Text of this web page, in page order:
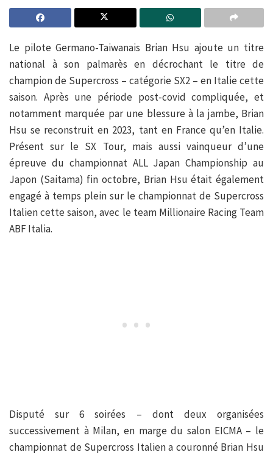
Le pilote Germano-Taiwanais Brian Hsu ajoute un titre
national à son palmarès en décrochant le titre de
champion de Supercross – catégorie SX2 – en Italie cette
saison. Après une période post-covid compliquée, et
notamment marquée par une blessure à la jambe, Brian
Hsu se reconstruit en 2023, tant en France qu’en Italie.
Présent sur le SX Tour, mais aussi vainqueur d’une
épreuve du championnat ALL Japan Championship au
Japon (Saitama) fin octobre, Brian Hsu était également
engagé à temps plein sur le championnat de Supercross
Italien cette saison, avec le team Millionaire Racing Team
ABF Italia.
Disputé sur 6 soirées – dont deux organisées
successivement à Milan, en marge du salon EICMA – le
championnat de Supercross Italien a couronné Brian Hsu